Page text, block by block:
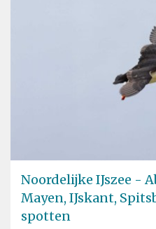
Noordelijke IJszee -
Mayen, IJskant,
spotten